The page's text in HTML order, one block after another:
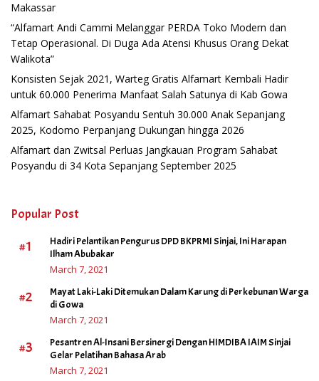
Makassar
“Alfamart Andi Cammi Melanggar PERDA Toko Modern dan
Tetap Operasional. Di Duga Ada Atensi Khusus Orang Dekat
Walikota”
Konsisten Sejak 2021, Warteg Gratis Alfamart Kembali Hadir
untuk 60.000 Penerima Manfaat Salah Satunya di Kab Gowa
Alfamart Sahabat Posyandu Sentuh 30.000 Anak Sepanjang
2025, Kodomo Perpanjang Dukungan hingga 2026
Alfamart dan Zwitsal Perluas Jangkauan Program Sahabat
Posyandu di 34 Kota Sepanjang September 2025
Popular Post
#1
Hadiri Pelantikan Pengurus DPD BKPRMI Sinjai, Ini Harapan
Ilham Abubakar
March 7, 2021
#2
Mayat Laki-Laki Ditemukan Dalam Karung di Perkebunan Warga
di Gowa
March 7, 2021
#3
Pesantren Al-Insani Bersinergi Dengan HIMDIBA IAIM Sinjai
Gelar Pelatihan Bahasa Arab
March 7, 2021